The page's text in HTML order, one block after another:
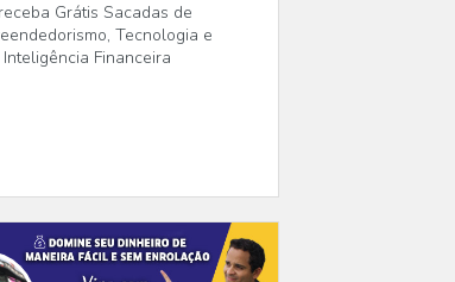
Grátis Sacadas de
Tecnologia e
Inteligência Financeira